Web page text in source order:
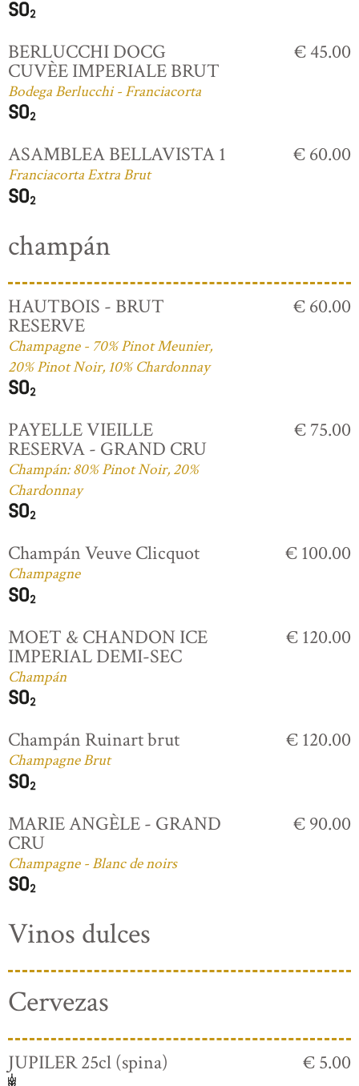
BERLUCCHI DOCG
CUVÈE IMPERIALE BRUT
Bodega Berlucchi - Franciacorta
€ 45.00
ASAMBLEA BELLAVISTA 1
Franciacorta Extra Brut
€ 60.00
champán
HAUTBOIS - BRUT
RESERVE
Champagne - 70% Pinot Meunier,
20% Pinot Noir, 10% Chardonnay
€ 60.00
PAYELLE VIEILLE
RESERVA - GRAND CRU
Champán: 80% Pinot Noir, 20%
Chardonnay
€ 75.00
Champán Veuve Clicquot
Champagne
€ 100.00
MOET & CHANDON ICE
IMPERIAL DEMI-SEC
Champán
€ 120.00
Champán Ruinart brut
Champagne Brut
€ 120.00
MARIE ANGÈLE - GRAND
CRU
Champagne - Blanc de noirs
€ 90.00
Vinos dulces
Cervezas
JUPILER 25cl (spina) € 5.00